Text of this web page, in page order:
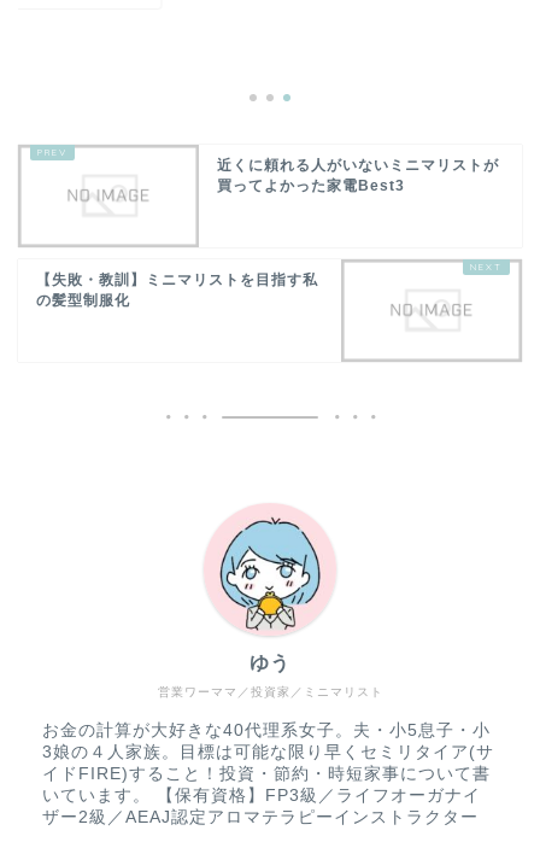
近くに頼れる人がいないミニマリストが
買ってよかった家電Best3
【失敗・教訓】ミニマリストを目指す私
の髪型制服化
営業ワーママ／投資家／ミニマリスト
ゆう
お金の計算が大好きな40代理系女子。夫・小5息子・小
3娘の４人家族。目標は可能な限り早くセミリタイア(サ
イドFIRE)すること！投資・節約・時短家事について書
いています。 【保有資格】FP3級／ライフオーガナイ
ザー2級／AEAJ認定アロマテラピーインストラクター